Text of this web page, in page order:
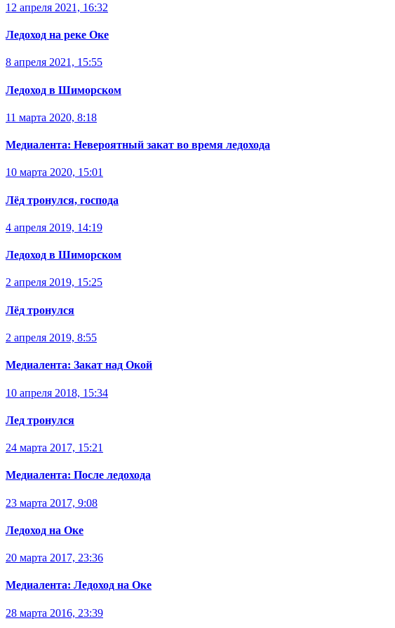
12 апреля 2021, 16:32
Ледоход на реке Оке
8 апреля 2021, 15:55
Ледоход в Шиморском
11 марта 2020, 8:18
Медиалента: Невероятный закат во время ледохода
10 марта 2020, 15:01
Лёд тронулся, господа
4 апреля 2019, 14:19
Ледоход в Шиморском
2 апреля 2019, 15:25
Лёд тронулся
2 апреля 2019, 8:55
Медиалента: Закат над Окой
10 апреля 2018, 15:34
Лед тронулся
24 марта 2017, 15:21
Медиалента: После ледохода
23 марта 2017, 9:08
Ледоход на Оке
20 марта 2017, 23:36
Медиалента: Ледоход на Оке
28 марта 2016, 23:39